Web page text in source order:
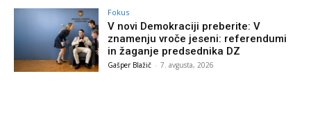
Fokus
V novi Demokraciji preberite: V
znamenju vroče jeseni: referendumi
in žaganje predsednika DZ
Gašper Blažič - 7. avgusta, 2026